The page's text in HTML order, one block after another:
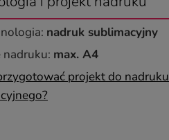
nadruk sublimacyjny
nadruku: max. A4
projekt do nadruku